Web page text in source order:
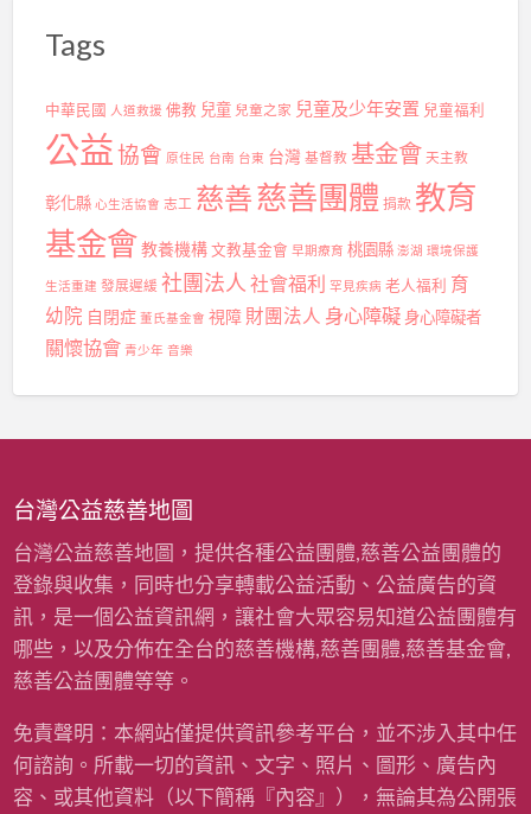
Tags
中華民國 人道救援 佛教 兒童 兒童之家 兒童及少年安置 兒童福利
公益協會 原住民 台南 台東 台灣 基督教 基金會 天主教
彰化縣 心生活協會 志工 慈善慈善團體 捐款 教育
基金會教養機構 文教基金會 早期療育 桃園縣 澎湖 環境保護
生活重建 發展遲緩 社團法人 社會福利 罕見疾病 老人福利 育
幼院 自閉症 董氏基金會 視障 財團法人 身心障礙 身心障礙者
關懷協會 青少年 音樂
台灣公益慈善地圖
台灣公益慈善地圖，提供各種公益團體,慈善公益團體的
登錄與收集，同時也分享轉載公益活動、公益廣告的資
訊，是一個公益資訊網，讓社會大眾容易知道公益團體有
哪些，以及分佈在全台的慈善機構,慈善團體,慈善基金會,
慈善公益團體等等。
免責聲明：本網站僅提供資訊參考平台，並不涉入其中任
何諮詢。所載一切的資訊、文字、照片、圖形、廣告內
容、或其他資料（以下簡稱『內容』），無論其為公開張